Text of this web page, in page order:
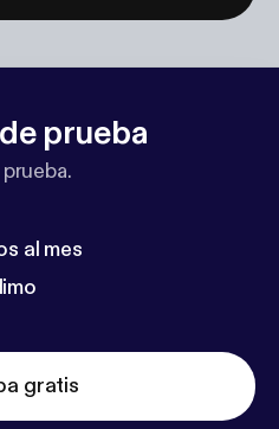
prueba
al mes
gratis